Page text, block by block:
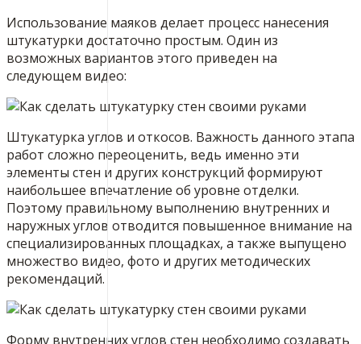
Использование маяков делает процесс нанесения
штукатурки достаточно простым. Один из
возможных вариантов этого приведен на
следующем видео:
Штукатурка углов и откосов. Важность данного этапа
работ сложно переоценить, ведь именно эти
элементы стен и других конструкций формируют
наибольшее впечатление об уровне отделки.
Поэтому правильному выполнению внутренних и
наружных углов отводится повышенное внимание на
специализированных площадках, а также выпущено
множество видео, фото и других методических
рекомендаций.
Форму внутренних углов стен необходимо создавать